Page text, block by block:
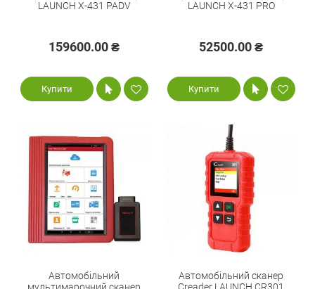
LAUNCH X-431 PADV
159600.00 ₴
Купити
LAUNCH X-431 PRO
52500.00 ₴
Купити
Автомобільний
Автомобільний сканер